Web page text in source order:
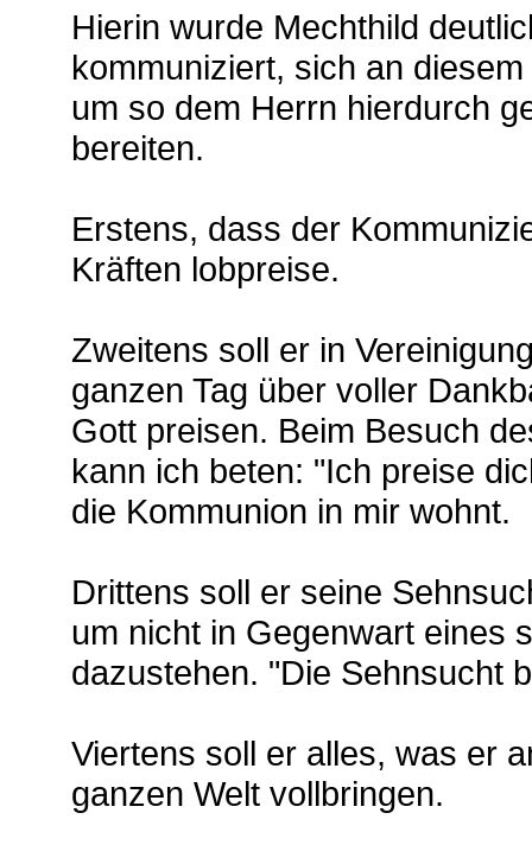
Hierin wurde Mechthild
kommuniziert, sich an
um so dem Herrn hierdurch
bereiten.
Erstens, dass der
Kräften lobpreise.
Zweitens soll er in
ganzen Tag über voller
Gott preisen. Beim Besuch
kann ich beten: "Ich preise
die Kommunion in mir wohnt.
Drittens soll er seine
um nicht in Gegenwart eines
dazustehen. "Die Sehnsucht
Viertens soll er alles, was er
ganzen Welt vollbringen.